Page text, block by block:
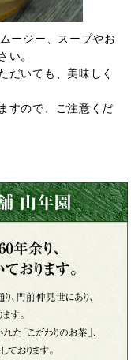
ージー、スープやお
い。
だいても、美味しく
すので、ご注意くだ